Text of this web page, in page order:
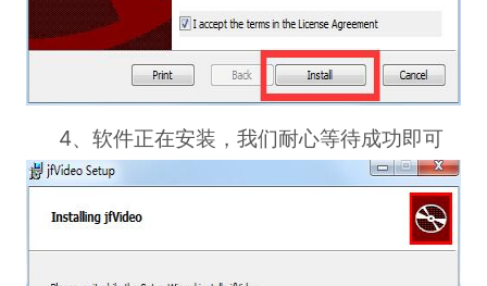
4、软件正在安装，我们耐心等待成功即可